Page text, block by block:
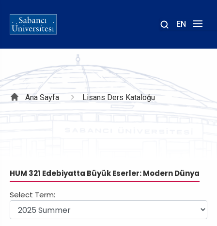
EN
Sayfa
Ana Sayfa Lisans Ders Kataloğu
HUM 321 Edebiyatta Büyük Eserler: Modern Dünya
Select Term: